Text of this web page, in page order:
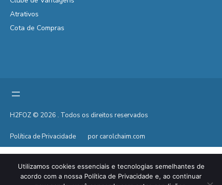
Atrativos
Cota de Compras
H2FOZ © 2026 . Todos os direitos reservados
Política de Privacidade por carolchaim.com
Utilizamos cookies essenciais e tecnologias semelhantes de
acordo com a nossa Política de Privacidade e, ao continuar